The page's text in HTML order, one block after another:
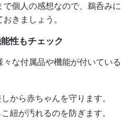
個人の感想なので、鵜呑みに
きましょう。
性もチェック
な付属品や機能が付いている
から赤ちゃんを守ります。
紐が汚れるのを防ぎます。